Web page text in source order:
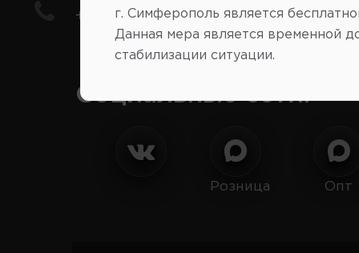
+7(978) 206-206-8
Социальные сети:
Розница Опт
г. Симферополь является
Данная мера является временной
стабилизации ситуации.